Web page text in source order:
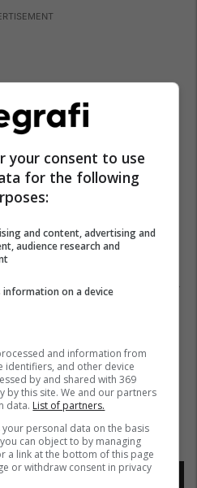
250-vjetorit të këtij shteti,
mendoj të
Davisin që mbush 100
Çfarë mund të bëjmë
ditë, ajo ndjesi që na
Blue,Sketches of Spain
ajo çka ne jemi?
your consent to use
for the following
and content, advertising and
audience research and
information on a device
and information from
identifiers, and other device
by and shared with 369
by this site. We and our partners
data. List of partners.
personal data on the basis
can object to by managing
a link at the bottom of this page
or withdraw consent in privacy